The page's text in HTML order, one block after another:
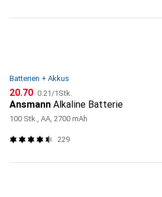
Batterien + Akkus
CHF
20.70 CHF
0.21/1Stk.
Ansmann Alkaline Batterie
100 Stk., AA, 2700 mAh
229